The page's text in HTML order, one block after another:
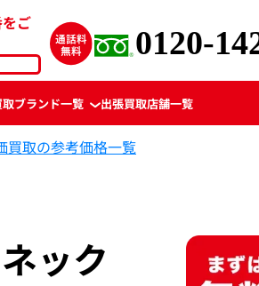
ご
0120-
取ブランド一覧 出張買取店舗一覧
買取の参考価格一覧
ック